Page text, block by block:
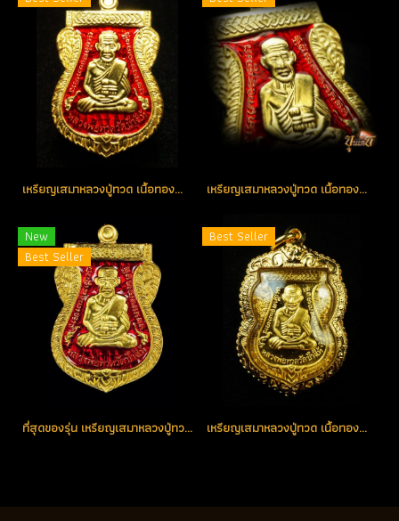
เหรียญเสมาหลวงปู่ทวด เนื้อทองคำลงยา(สีแดง) หมายเลข 101 (ขายแล้ว) เหรียญเสมาหลวงปู่ทวด เนื้อทองคำลงยาสีแดง หมายเลข 166 (ขายแล้ว)
New
Best Seller
ที่สุดของรุ่น เหรียญเสมาหลวงปู่ทวด เนื้อทองคำลงยา(สีแดง) หมายเลข 1 รุ่น เสาร์ห้า มหามงคล ชาติตระกาล 100 ปี อ.ทิม วัดช้างให้ (โชว์อย่างเดียว)
Best Seller
เหรียญเสมาหลวงปู่ทวด เนื้อทองคำ หมายเลข 22 สวยแชมป์ (ขายแล้ว)